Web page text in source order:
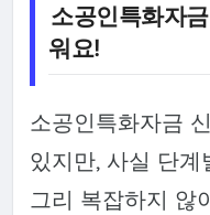
소공인특화자
워요!
소공인특화자금
있지만, 사실 단계
그리 복잡하지 않